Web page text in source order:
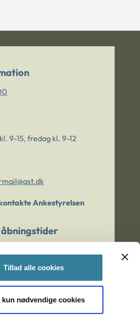
Tillad alle cookies
kun nødvendige cookies
9-15, fredag kl. 9-12
Ankestyrelsen
åbningstider
for et barn/en ung?